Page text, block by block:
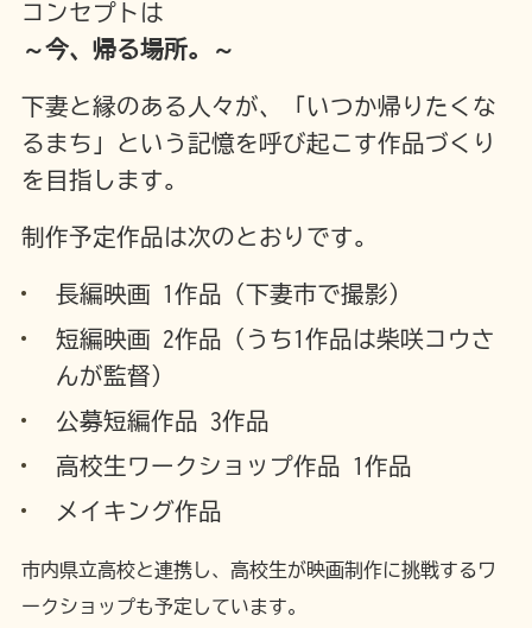
コンセプトは
～今、帰る場所。～
下妻と縁のある人々が、「いつか帰りたくな
るまち」という記憶を呼び起こす作品づくり
を目指します。
制作予定作品は次のとおりです。
長編映画 1作品（下妻市で撮影）
短編映画 2作品（うち1作品は柴咲コウさ
んが監督）
公募短編作品 3作品
高校生ワークショップ作品 1作品
メイキング作品
市内県立高校と連携し、高校生が映画制作に挑戦するワ
ークショップも予定しています。